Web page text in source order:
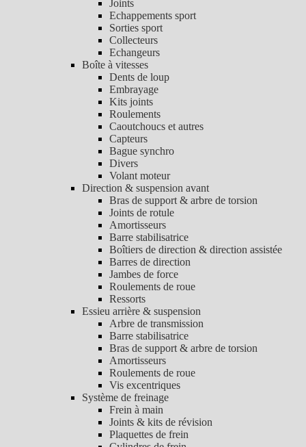
Joints
Echappements sport
Sorties sport
Collecteurs
Echangeurs
Boîte à vitesses
Dents de loup
Embrayage
Kits joints
Roulements
Caoutchoucs et autres
Capteurs
Bague synchro
Divers
Volant moteur
Direction & suspension avant
Bras de support & arbre de torsion
Joints de rotule
Amortisseurs
Barre stabilisatrice
Boîtiers de direction & direction assistée
Barres de direction
Jambes de force
Roulements de roue
Ressorts
Essieu arrière & suspension
Arbre de transmission
Barre stabilisatrice
Bras de support & arbre de torsion
Amortisseurs
Roulements de roue
Vis excentriques
Système de freinage
Frein à main
Joints & kits de révision
Plaquettes de frein